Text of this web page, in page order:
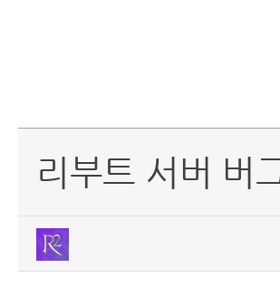
리부트 서버 버